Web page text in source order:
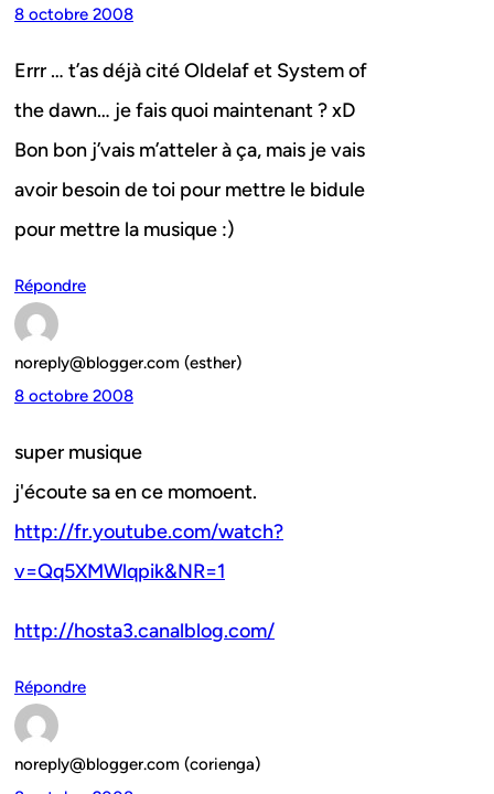
8 octobre 2008
Errr … t’as déjà cité Oldelaf et System of
the dawn… je fais quoi maintenant ? xD
Bon bon j’vais m’atteler à ça, mais je vais
avoir besoin de toi pour mettre le bidule
pour mettre la musique :)
Répondre
noreply@blogger.com (esther)
8 octobre 2008
super musique
j'écoute sa en ce momoent.
http://fr.youtube.com/watch?
v=Qq5XMWlqpik&NR=1
http://hosta3.canalblog.com/
Répondre
noreply@blogger.com (corienga)